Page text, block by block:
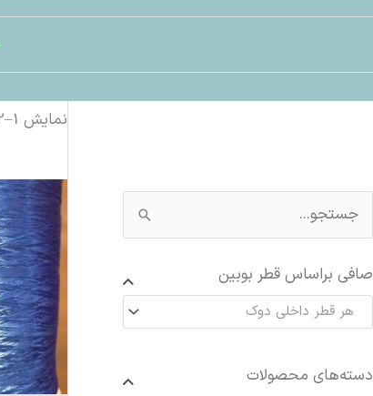
س
ت
ج
و
ر
صافی براساس قطر بوبین
هر قطر داخلی دوک
دسته‌های محصولات
نمایش 1–12 از 18 نتیجه